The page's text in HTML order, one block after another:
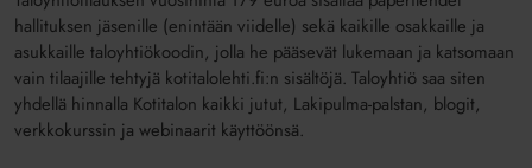
hallituksen jäsenille (enintään viidelle) sekä kaikille osakkaille ja
asukkaille taloyhtiökoodin, jolla he pääsevät lukemaan ja katsomaan
vain tilaajille tehtyjä kotitalolehti.fi:n sisältöjä. Taloyhtiö saa siten
yhdellä hinnalla Kotitalon kaikki jutut, Lakipulma-palstan, blogit,
verkkokurssin ja webinaarit käyttöönsä.